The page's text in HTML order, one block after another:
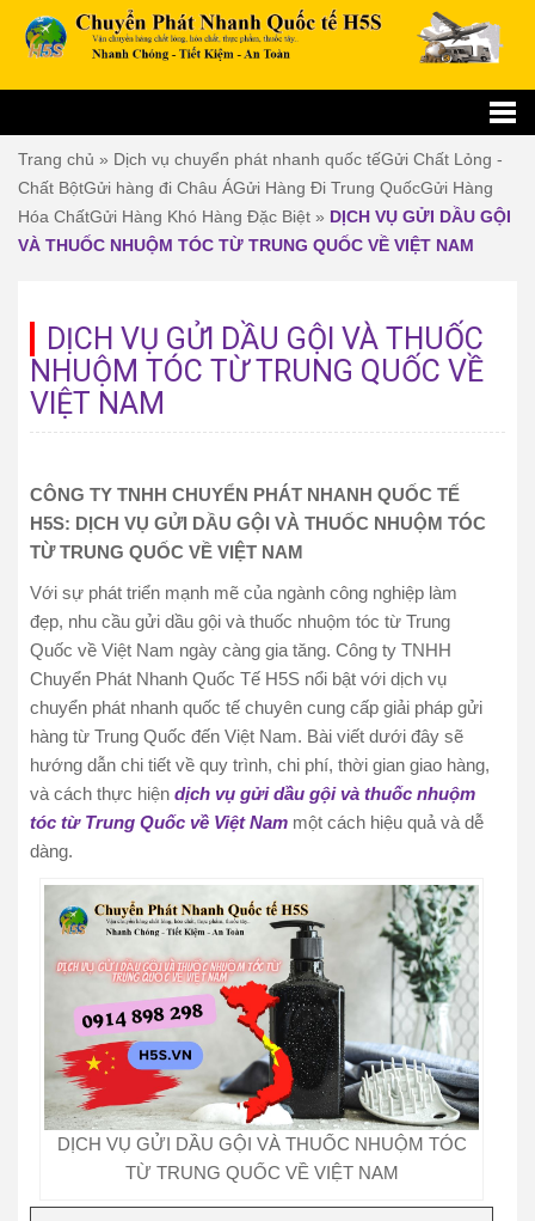
Trang chủ » Dịch vụ chuyển phát nhanh quốc tếGửi Chất Lỏng -
Chất BộtGửi hàng đi Châu ÁGửi Hàng Đi Trung QuốcGửi Hàng
Hóa ChấtGửi Hàng Khó Hàng Đặc Biệt » DỊCH VỤ GỬI DẦU GỘI
VÀ THUỐC NHUỘM TÓC TỪ TRUNG QUỐC VỀ VIỆT NAM
DỊCH VỤ GỬI DẦU GỘI VÀ THUỐC
NHUỘM TÓC TỪ TRUNG QUỐC VỀ
VIỆT NAM
CÔNG TY TNHH CHUYỂN PHÁT NHANH QUỐC TẾ
H5S: DỊCH VỤ GỬI DẦU GỘI VÀ THUỐC NHUỘM TÓC
TỪ TRUNG QUỐC VỀ VIỆT NAM
Với sự phát triển mạnh mẽ của ngành công nghiệp làm
đẹp, nhu cầu gửi dầu gội và thuốc nhuộm tóc từ Trung
Quốc về Việt Nam ngày càng gia tăng. Công ty TNHH
Chuyển Phát Nhanh Quốc Tế H5S nổi bật với dịch vụ
chuyển phát nhanh quốc tế chuyên cung cấp giải pháp gửi
hàng từ Trung Quốc đến Việt Nam. Bài viết dưới đây sẽ
hướng dẫn chi tiết về quy trình, chi phí, thời gian giao hàng,
và cách thực hiện dịch vụ gửi dầu gội và thuốc nhuộm
tóc từ Trung Quốc về Việt Nam một cách hiệu quả và dễ
dàng.
DỊCH VỤ GỬI DẦU GỘI VÀ THUỐC NHUỘM TÓC
TỪ TRUNG QUỐC VỀ VIỆT NAM